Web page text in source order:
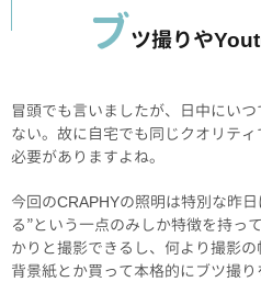
ブツ撮りや
冒頭でも言いましたが、日中にい
ない。故に自宅でも同じクオリテ
必要がありますよね。
今回のCRAPHYの照明は特別な昨
る”という一点のみしか特徴を持っ
かりと撮影できるし、何より撮影
背景紙とか買って本格的にブツ撮